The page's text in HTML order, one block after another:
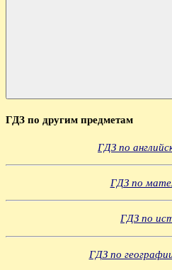
Поиск
ГДЗ по другим предметам
ГДЗ по
ГДЗ по
ГДЗ по
ГДЗ по